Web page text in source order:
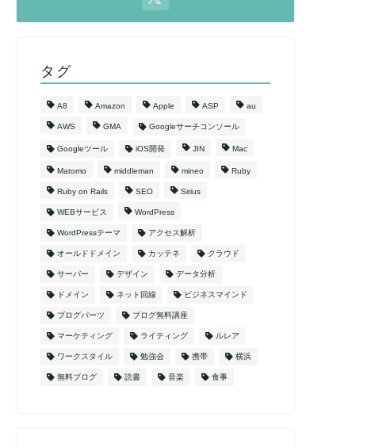
タグ
A8 Amazon Apple ASP au
AWS GMA Googleサーチコンソール
Googleツール iOS開発 JIN Mac
Matomo middleman mineo Ruby
Ruby on Rails SEO Sirius
WEBサービス WordPress
WordPressテーマ アクセス解析
オールドドメイン カッテネ クラウド
サーバー デザイン データ分析
ドメイン ネット回線 ビジネスマインド
ブログパーツ ブログ無料講座
マーケティング ライティング ルレア
ワークスタイル 勉強会 携帯 横浜
無料ブログ 読書 音楽 食事